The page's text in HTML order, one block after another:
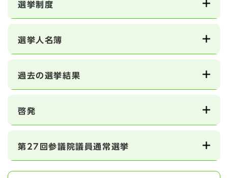
選挙制度
選挙人名簿
過去の選挙結果
啓発
第27回参議院議員通常選挙